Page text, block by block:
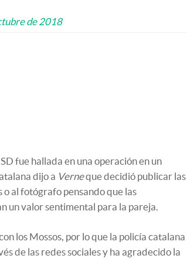
de 2018
fue hallada en una operación en un
dijo a Verneque decidió publicar las
o al fotógrafo pensando que las
un valor sentimental para la pareja.
los Mossos, por lo que la policía catalana
de las redes sociales y ha agradecido la